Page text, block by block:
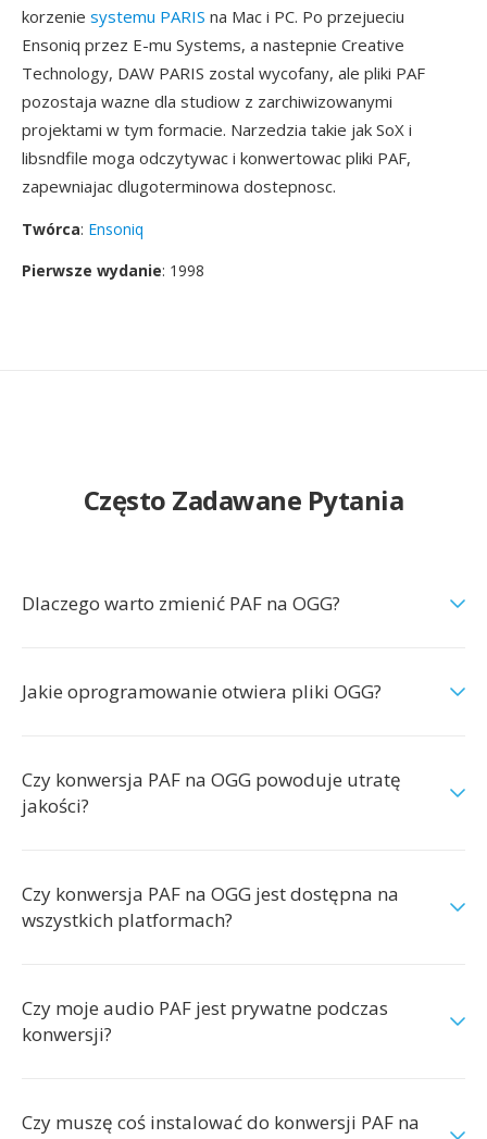
korzenie systemu PARIS na Mac i PC. Po przejueciu
Ensoniq przez E-mu Systems, a nastepnie Creative
Technology, DAW PARIS zostal wycofany, ale pliki PAF
pozostaja wazne dla studiow z zarchiwizowanymi
projektami w tym formacie. Narzedzia takie jak SoX i
libsndfile moga odczytywac i konwertowac pliki PAF,
zapewniajac dlugoterminowa dostepnosc.
Twórca: Ensoniq
Pierwsze wydanie: 1998
Często Zadawane Pytania
Dlaczego warto zmienić PAF na OGG?
Jakie oprogramowanie otwiera pliki OGG?
Czy konwersja PAF na OGG powoduje utratę
jakości?
Czy konwersja PAF na OGG jest dostępna na
wszystkich platformach?
Czy moje audio PAF jest prywatne podczas
konwersji?
Czy muszę coś instalować do konwersji PAF na